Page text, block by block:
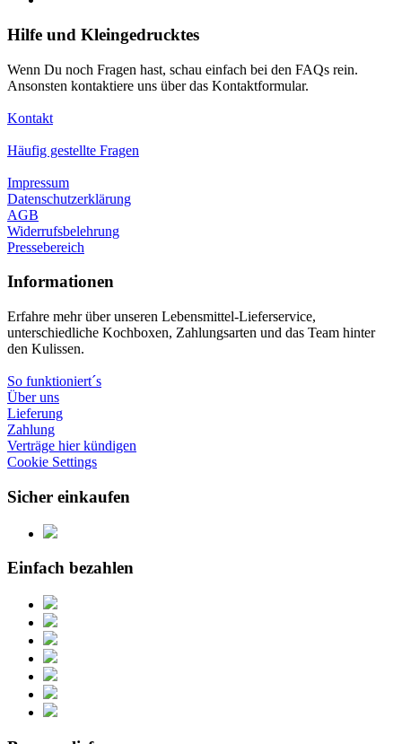
Hilfe und Kleingedrucktes
Wenn Du noch Fragen hast, schau einfach bei den FAQs rein.
Ansonsten kontaktiere uns über das Kontaktformular.
Kontakt
Häufig gestellte Fragen
Impressum
Datenschutzerklärung
AGB
Widerrufsbelehrung
Pressebereich
Informationen
Erfahre mehr über unseren Lebensmittel-Lieferservice,
unterschiedliche Kochboxen, Zahlungsarten und das Team hinter
den Kulissen.
So funktioniert´s
Über uns
Lieferung
Zahlung
Verträge hier kündigen
Cookie Settings
Sicher einkaufen
Einfach bezahlen